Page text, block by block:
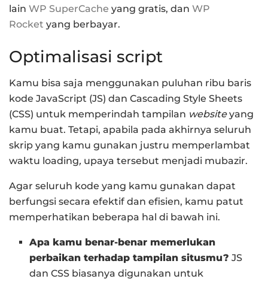
lain WP SuperCache yang gratis, dan WP
Rocket yang berbayar.
Optimalisasi script
Kamu bisa saja menggunakan puluhan ribu baris
kode JavaScript (JS) dan Cascading Style Sheets
(CSS) untuk memperindah tampilan websiteyang
kamu buat. Tetapi, apabila pada akhirnya seluruh
skrip yang kamu gunakan justru memperlambat
waktu loading, upaya tersebut menjadi mubazir.
Agar seluruh kode yang kamu gunakan dapat
berfungsi secara efektif dan efisien, kamu patut
memperhatikan beberapa hal di bawah ini.
Apa kamu benar-benar memerlukan
perbaikan terhadap tampilan situsmu? JS
dan CSS biasanya digunakan untuk